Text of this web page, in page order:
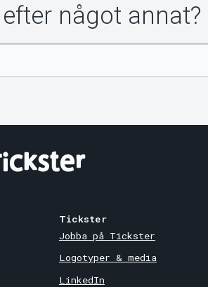
något annat?
Tickster
Jobba på Tickster
Logotyper & media
LinkedIn